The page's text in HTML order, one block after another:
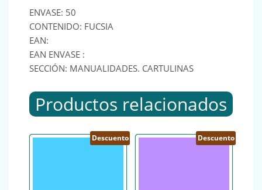
ENVASE: 50
CONTENIDO: FUCSIA
EAN:
EAN ENVASE :
SECCIÓN: MANUALIDADES. CARTULINAS
Productos relacionados
Descuento Descuento